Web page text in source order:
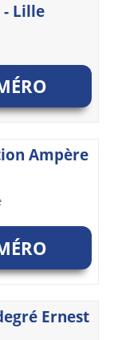
- Lille
Ampère
Ernest